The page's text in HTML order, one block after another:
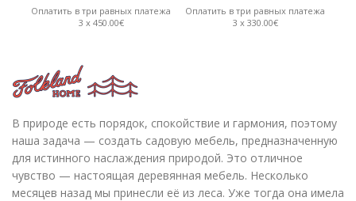
Оплатить в три равных платежа
3 x 450.00€
Оплатить в три равных платежа
3 x 330.00€
В природе есть порядок, спокойствие и гармония, поэтому
наша задача — создать садовую мебель, предназначенную
для истинного наслаждения природой. Это отличное
чувство — настоящая деревянная мебель. Несколько
месяцев назад мы принесли её из леса. Уже тогда она имела